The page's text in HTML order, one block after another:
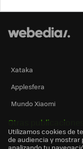
Xataka
Applesfera
Mundo Xiaomi
Otras publicaciones
Utilizamos cookies de
de audiencia y mostrar